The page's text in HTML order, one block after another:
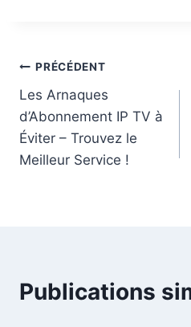
PRÉCÉDENT
Les Arnaques
d’Abonnement IP TV à
Éviter – Trouvez le
Meilleur Service !
Publications